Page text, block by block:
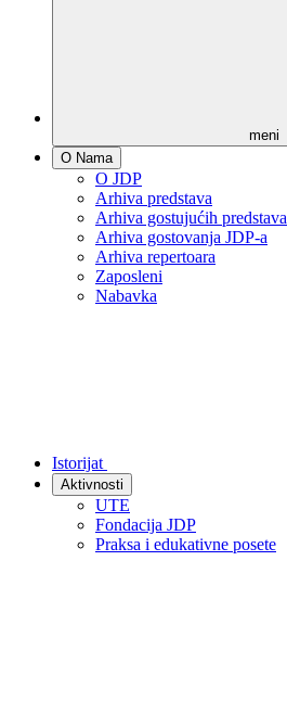
meni
O Nama
O JDP
Arhiva predstava
Arhiva gostujućih predstava
Arhiva gostovanja JDP-a
Arhiva repertoara
Zaposleni
Nabavka
Istorijat
Aktivnosti
UTE
Fondacija JDP
Praksa i edukativne posete